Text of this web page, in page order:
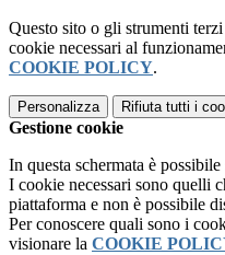
Questo sito o gli strumenti
cookie necessari al
COOKIE POLICY.
Personalizza Rifiuta tutti i
Gestione cookie
In questa schermata è
I cookie necessari sono quelli
piattaforma e non è possibile
Per conoscere quali sono i
visionare la COOKIE